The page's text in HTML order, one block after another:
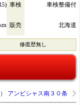
車検 車検整備付
販売 北海道
修復歴無し
アンビシャス南３０条